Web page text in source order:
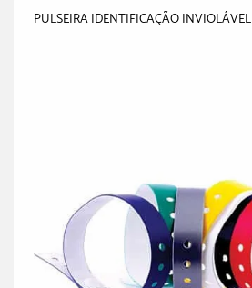
PULSEIRA IDENTIFICAÇÃO INVIOLÁVEL